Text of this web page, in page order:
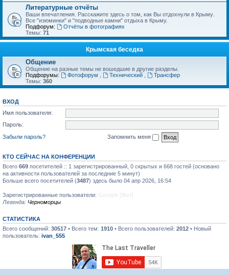
Литературные отчёты
Ваши впечатления. Расскажите здесь о том, как Вы отдохнули в Крыму.
Все "изюминки" и "подводные камни" отдыха в Крыму.
Подфорум:
Отчёты в фотографиях
Темы: 71
Крымская беседка
Общение
Общение на разные темы не вошедшие в другие разделы.
Подфорумы:
Фотофорум Технический
Трансфер
Темы: 360
ВХОД
Имя пользователя:
Пароль:
Забыли пароль?
Запомнить меня
КТО СЕЙЧАС НА КОНФЕРЕНЦИИ
Всего 669 посетителей :: 1 зарегистрированный, 0 скрытых и 668 гостей (основано
на активности пользователей за последние 5 минут)
Больше всего посетителей (3487) здесь было 04 апр 2026, 16:54
Зарегистрированные пользователи:
Легенда: Черноморцы
СТАТИСТИКА
Всего сообщений: 30517 • Всего тем: 1910 • Всего пользователей: 2012 • Новый
пользователь: ivan_555